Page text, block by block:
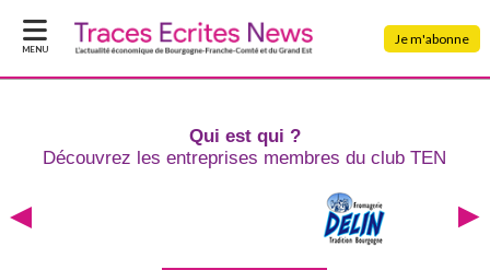
MENU
Je m'abonne
Qui est qui ?
Découvrez les entreprises membres du club TEN